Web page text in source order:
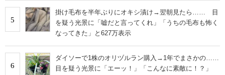
5
掛け毛布を半年ぶりにオキシ漬け→翌朝見たら…… 目
を疑う光景に「嘘だと言ってくれ」「うちの毛布も怖く
なってきた」と627万表示
6
ダイソーで1株のオリヅルラン購入→1年でまさかの……
目を疑う光景に「エーッ！」「こんなに素敵に！？」